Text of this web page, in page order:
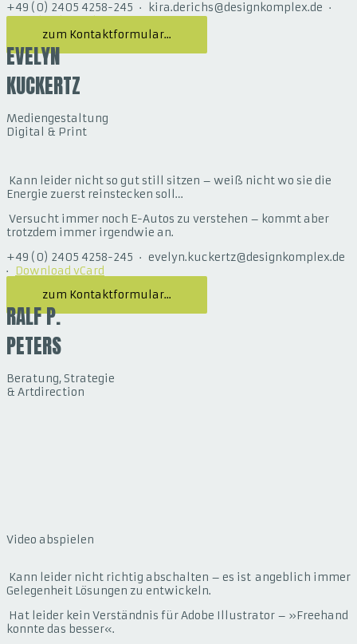
+49 (0) 2405 4258-245 · kira.derichs@designkomplex.de ·
Download vCard
zum Kontaktformular...
EVELYN
KUCKERTZ
Mediengestaltung
Digital & Print
Kann leider nicht so gut still sitzen – weiß nicht wo sie die
Energie zuerst reinstecken soll…
Versucht immer noch E-Autos zu verstehen – kommt aber
trotzdem immer irgendwie an.
+49 (0) 2405 4258-245 · evelyn.kuckertz@designkomplex.de
·
Download vCard
zum Kontaktformular...
RALF P.
PETERS
Beratung, Strategie
& Artdirection
Video abspielen
Kann leider nicht richtig abschalten – es ist angeblich immer
Gelegenheit Lösungen zu entwickeln.
Hat leider kein Verständnis für Adobe Illustrator – »Freehand
konnte das besser«.